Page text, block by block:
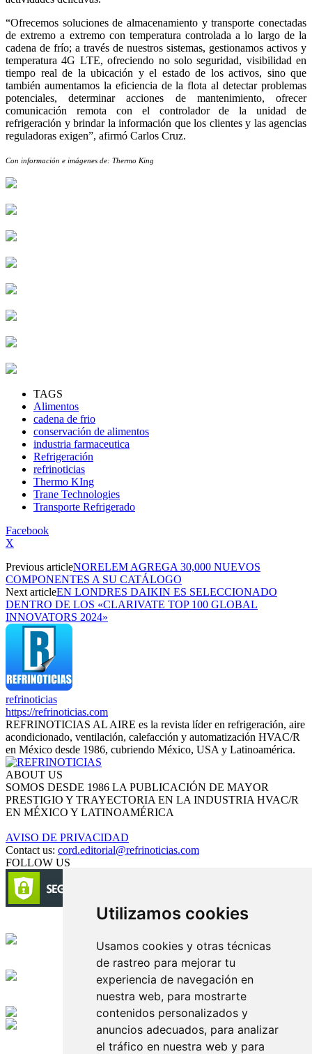
Utilizamos cookies
Usamos cookies y otras técnicas
de rastreo para mejorar tu
experiencia de navegación en
nuestra web, para mostrarte
contenidos personalizados y
anuncios adecuados, para analizar
el tráfico en nuestra web y para
“Ofrecemos soluciones de almacenamiento y transporte conectadas
de extremo a extremo con temperatura controlada a lo largo de la
cadena de frío; a través de nuestros sistemas, gestionamos activos y
temperatura 4G LTE, ofreciendo no solo seguridad, visibilidad en
tiempo real de la ubicación y el estado de los activos, sino que
también aumentamos la eficiencia de la flota al detectar problemas
potenciales, determinar acciones de mantenimiento, ofrecer
comunicación remota con el controlador de la unidad de
refrigeración y brindar la información que los clientes y las agencias
reguladoras exigen”, afirmó Carlos Cruz.
Con información e imágenes de: Thermo King
TAGS
Alimentos
cadena de frio
conservación de alimentos
industria farmaceutica
Refrigeración
refrinoticias
Thermo KIng
Trane Technologies
Transporte Refrigerado
Facebook
X
Previous articleNORELEM AGREGA 30,000 NUEVOS
COMPONENTES A SU CATÁLOGO
Next articleEN LONDRES DAIKIN ES SELECCIONADO
DENTRO DE LOS «CLARIVATE TOP 100 GLOBAL
INNOVATORS 2024»
refrinoticias
https://refrinoticias.com
REFRINOTICIAS AL AIRE es la revista líder en refrigeración, aire
acondicionado, ventilación, calefacción y automatización HVAC/R
en México desde 1986, cubriendo México, USA y Latinoamérica.
ABOUT US
SOMOS DESDE 1986 LA PUBLICACIÓN DE MAYOR
PRESTIGIO Y TRAYECTORIA EN LA INDUSTRIA HVAC/R
EN MÉXICO Y LATINOAMÉRICA
AVISO DE PRIVACIDAD
Contact us: cord.editorial@refrinoticias.com
FOLLOW US
Edición digital con tecnología
Playa Revolcadero 222 Col. Reforma Iztaccihuatl Norte C.P. 08810
CIUDAD DE MEXICO